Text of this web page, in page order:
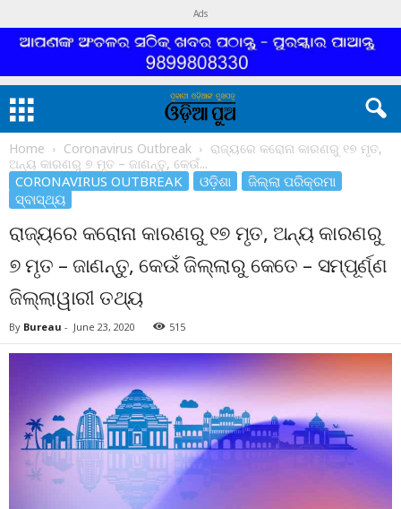
Ads
Home Coronavirus Outbreak
ରାଜ୍ୟରେ କରୋନା କାରଣରୁ ୧୭ ମୃତ,
ଅନ୍ୟ କାରଣରୁ ୭ ମୃତ – ଜାଣନ୍ତୁ, କେଉଁ...
CORONAVIRUS OUTBREAK ଓଡ଼ିଶା
ଜିଲ୍ଲା ପରିକ୍ରମା
ସ୍ବାସ୍ଥ୍ୟ
ରାଜ୍ୟରେ କରୋନା କାରଣରୁ ୧୭ ମୃତ, ଅନ୍ୟ କାରଣରୁ
୭ ମୃତ – ଜାଣନ୍ତୁ, କେଉଁ ଜିଲ୍ଲାରୁ କେତେ – ସମ୍ପୂର୍ଣ୍ଣ
ଜିଲ୍ଲାୱାରୀ ତଥ୍ୟ
By Bureau - June 23, 2020 515